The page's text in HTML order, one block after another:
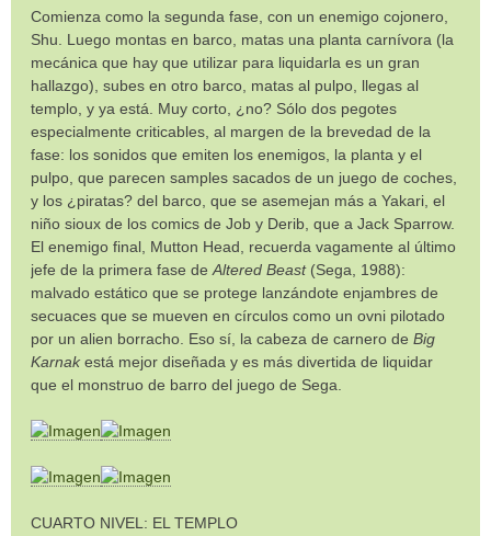
Comienza como la segunda fase, con un enemigo cojonero,
Shu. Luego montas en barco, matas una planta carnívora (la
mecánica que hay que utilizar para liquidarla es un gran
hallazgo), subes en otro barco, matas al pulpo, llegas al
templo, y ya está. Muy corto, ¿no? Sólo dos pegotes
especialmente criticables, al margen de la brevedad de la
fase: los sonidos que emiten los enemigos, la planta y el
pulpo, que parecen samples sacados de un juego de coches,
y los ¿piratas? del barco, que se asemejan más a Yakari, el
niño sioux de los comics de Job y Derib, que a Jack Sparrow.
El enemigo final, Mutton Head, recuerda vagamente al último
jefe de la primera fase de Altered Beast(Sega, 1988):
malvado estático que se protege lanzándote enjambres de
secuaces que se mueven en círculos como un ovni pilotado
por un alien borracho. Eso sí, la cabeza de carnero de Big
Karnakestá mejor diseñada y es más divertida de liquidar
que el monstruo de barro del juego de Sega.
CUARTO NIVEL: EL TEMPLO